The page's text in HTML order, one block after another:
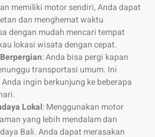
memiliki motor sendiri, Anda dapat
dan menghemat waktu
dengan mudah mencari tempat
lokasi wisata dengan cepat.
: Anda bisa pergi kapan
transportasi umum. Ini
ingin berkunjung ke beberapa
Lokal: Menggunakan motor
yang lebih mendalam dan
Bali. Anda dapat merasakan